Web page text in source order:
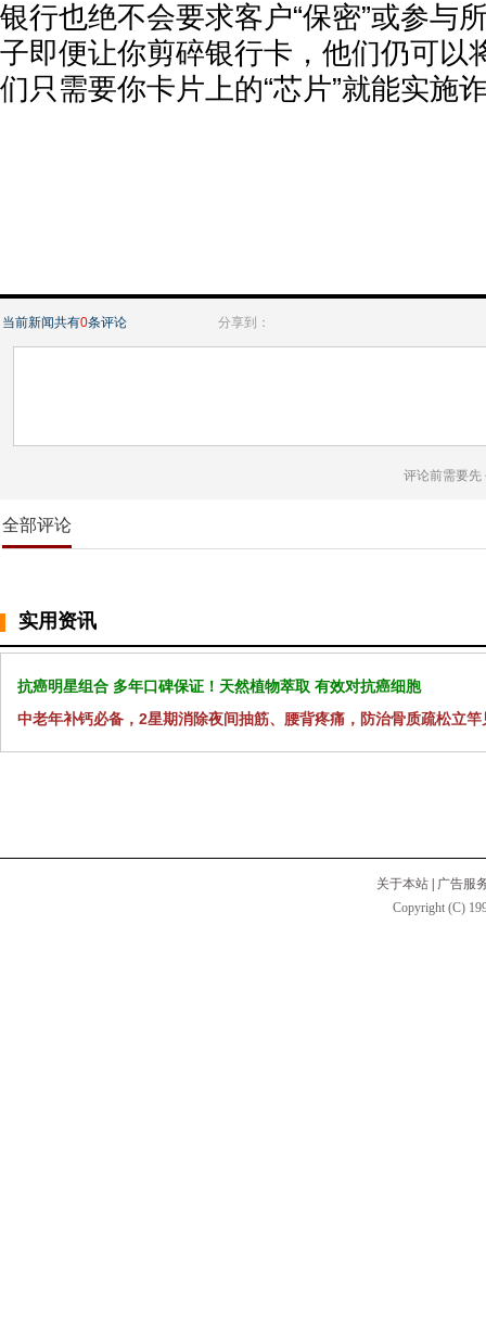
银行也绝不会要求客户“保密”或参与
子即便让你剪碎银行卡，他们仍可以
们只需要你卡片上的“芯片”就能实施
当前新闻共有0条评论 分享到：
评论前需要先
全部评论
实用资讯
抗癌明星组合 多年口碑保证！天然植物萃取 有效对抗癌细胞
中老年补钙必备，2星期消除夜间抽筋、腰背疼痛，防治骨质疏松立竿
关于本站
广告服
Copyright (C)